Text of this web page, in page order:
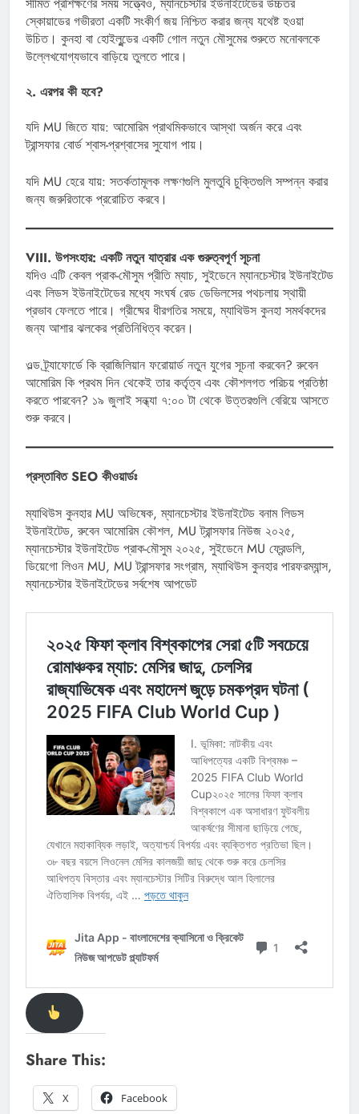
সীমিত প্রশিক্ষণের সময় সত্ত্বেও, ম্যানচেস্টার ইউনাইটেডের উচ্চতর
স্কোয়াডের গভীরতা একটি সংকীর্ণ জয় নিশ্চিত করার জন্য যথেষ্ট হওয়া
উচিত। কুনহা বা হোইলুন্ডের একটি গোল নতুন মৌসুমের শুরুতে মনোবলকে
উল্লেখযোগ্যভাবে বাড়িয়ে তুলতে পারে।
২. এরপর কী হবে?
যদি MU জিতে যায়: আমোরিম প্রাথমিকভাবে আস্থা অর্জন করে এবং
ট্রান্সফার বোর্ড শ্বাস-প্রশ্বাসের সুযোগ পায়।
যদি MU হেরে যায়: সতর্কতামূলক লক্ষণগুলি মুলতুবি চুক্তিগুলি সম্পন্ন করার
জন্য জরুরিতাকে প্ররোচিত করবে।
VIII. উপসংহার: একটি নতুন যাত্রার এক গুরুত্বপূর্ণ সূচনা
যদিও এটি কেবল প্রাক-মৌসুম প্রীতি ম্যাচ, সুইডেনে ম্যানচেস্টার ইউনাইটেড
এবং লিডস ইউনাইটেডের মধ্যে সংঘর্ষ রেড ডেভিলসের পথচলায় স্থায়ী
প্রভাব ফেলতে পারে। গ্রীষ্মের ধীরগতির সময়ে, ম্যাথিউস কুনহা সমর্থকদের
জন্য আশার ঝলকের প্রতিনিধিত্ব করেন।
ওল্ড ট্র্যাফোর্ডে কি ব্রাজিলিয়ান ফরোয়ার্ড নতুন যুগের সূচনা করবেন? রুবেন
আমোরিম কি প্রথম দিন থেকেই তার কর্তৃত্ব এবং কৌশলগত পরিচয় প্রতিষ্ঠা
করতে পারবেন? ১৯ জুলাই সন্ধ্যা ৭:০০ টা থেকে উত্তরগুলি বেরিয়ে আসতে
শুরু করবে।
প্রস্তাবিত SEO কীওয়ার্ডঃ
ম্যাথিউস কুনহার MU অভিষেক, ম্যানচেস্টার ইউনাইটেড বনাম লিডস
ইউনাইটেড, রুবেন আমোরিম কৌশল, MU ট্রান্সফার নিউজ ২০২৫,
ম্যানচেস্টার ইউনাইটেড প্রাক-মৌসুম ২০২৫, সুইডেনে MU ফ্রেন্ডলি,
ডিয়েগো লিওন MU, MU ট্রান্সফার সংগ্রাম, ম্যাথিউস কুনহার পারফরম্যান্স,
ম্যানচেস্টার ইউনাইটেডের সর্বশেষ আপডেট
Share This:
X Facebook